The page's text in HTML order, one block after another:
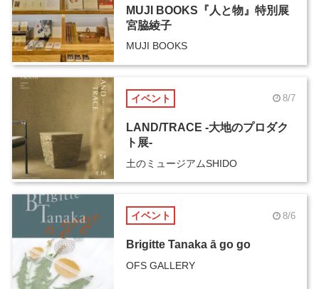
MUJI BOOKS『人と物』特別展
宮脇綾子
MUJI BOOKS
イベント 8/7
LAND/TRACE -大地のプロダク
ト展-
土のミュージアムSHIDO
イベント 8/6
Brigitte Tanaka ā go go
OFS GALLERY